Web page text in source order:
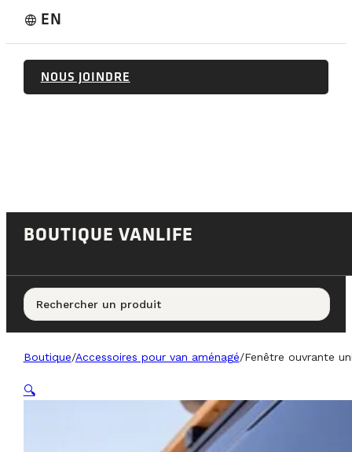
language EN
NOUS JOINDRE
BOUTIQUE VANLIFE
Rechercher un produit
Boutique/Accessoires pour van aménagé/Fenêtre ouvrante
🔍